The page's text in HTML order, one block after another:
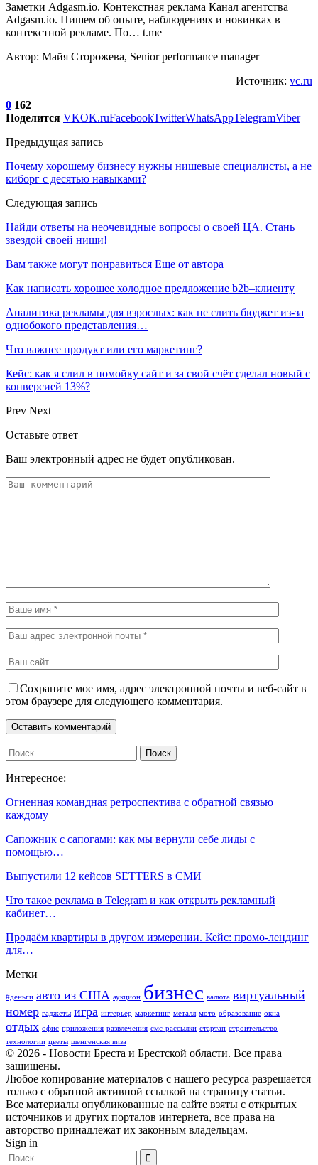
Заметки Adgasm.io. Контекстная реклама Канал агентства
Adgasm.io. Пишем об опыте, наблюдениях и новинках в
контекстной рекламе. По… t.me
Автор: Майя Сторожева, Senior performance manager
Источник: vc.ru
0 162
Поделится VKOK.ruFacebookTwitterWhatsAppTelegramViber
Предыдущая запись
Почему хорошему бизнесу нужны нишевые специалисты, а не
киборг с десятью навыками?
Следующая запись
Найди ответы на неочевидные вопросы о своей ЦА. Стань
звездой своей ниши!
Вам также могут понравиться Еще от автора
Как написать хорошее холодное предложение b2b–клиенту
Аналитика рекламы для взрослых: как не слить бюджет из-за
однобокого представления…
Что важнее продукт или его маркетинг?
Кейс: как я слил в помойку сайт и за свой счёт сделал новый с
конверсией 13%?
Prev Next
Оставьте ответ
Ваш электронный адрес не будет опубликован.
Сохраните мое имя, адрес электронной почты и веб-сайт в
этом браузере для следующего комментария.
Интересное:
Огненная командная ретроспектива с обратной связью
каждому
Сапожник с сапогами: как мы вернули себе лиды с
помощью…
Выпустили 12 кейсов SETTERS в СМИ
Что такое реклама в Telegram и как открыть рекламный
кабинет…
Продаём квартиры в другом измерении. Кейс: промо-лендинг
для…
Метки
#деньги авто из США аукцион бизнес валюта виртуальный
номер гаджеты игра интерьер маркетинг металл мото образование окна
отдых офис приложения развлечения смс-рассылки стартап строительство
технологии цветы шенгенская виза
© 2026 - Новости Бреста и Брестской области. Все права
защищены.
Любое копирование материалов с нашего ресурса разрешается
только с обратной активной ссылкой на страницу статьи.
Все материалы опубликованные на сайте взяты с открытых
источников и других порталов интернета, все права на
авторство принадлежат их законным владельцам.
Sign in